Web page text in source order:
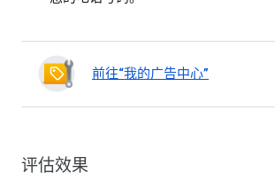
前往“我的广告中心”
评估效果